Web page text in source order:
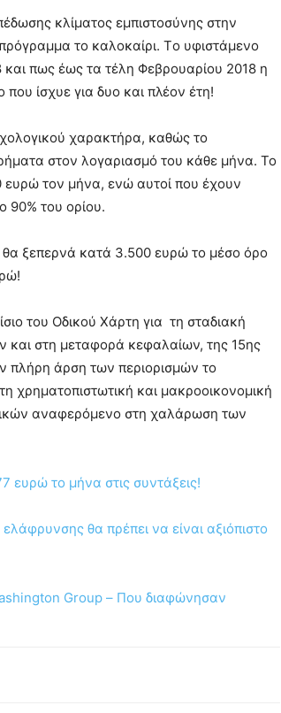
κλίματος εμπιστοσύνης στην
το καλοκαίρι. Tο υφιστάμενο
πως έως τα τέλη Φεβρουαρίου 2018 η
ίσχυε για δυο και πλέον έτη!
χαρακτήρα, καθώς το
στον λογαριασμό του κάθε μήνα. Το
ευρώ τον μήνα, ενώ αυτοί που έχουν
90% του ορίου.
ξεπερνά κατά 3.500 ευρώ το μέσο όρο
του Οδικού Χάρτη για τη σταδιακή
στη μεταφορά κεφαλαίων, της 15ης
πλήρη άρση των περιορισμών το
χρηματοπιστωτική και μακροοικονομική
αναφερόμενο στη χαλάρωση των
ευρώ το μήνα στις συντάξεις!
θα πρέπει να είναι αξιόπιστο
Group – Που διαφώνησαν